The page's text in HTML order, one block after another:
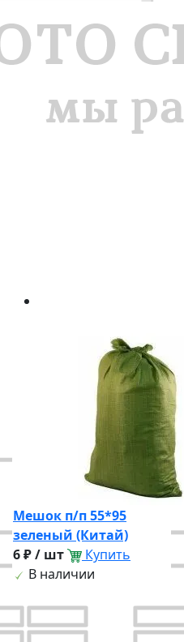
Мешок п/п 55*95
зеленый (Китай)
6 ₽ / шт
Купить
В наличии